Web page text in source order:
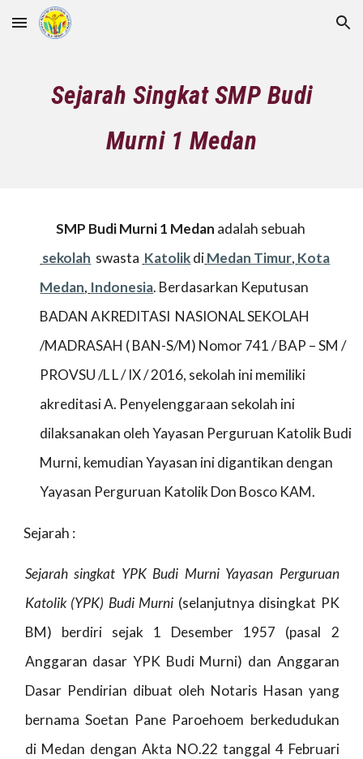
Skip to main content Skip to navigation
Sejarah Singkat SMP Budi
Murni 1 Medan
SMP Budi Murni 1 Medan adalah sebuah
sekolah swasta KatolikdiMedan Timur, Kota
Medan, Indonesia. Berdasarkan Keputusan
BADAN AKREDITASI NASIONAL SEKOLAH
/MADRASAH ( BAN-S/M) Nomor 741 / BAP – SM /
PROVSU /L L / IX / 2016, sekolah ini memiliki
akreditasi A. Penyelenggaraan sekolah ini
dilaksanakan oleh Yayasan Perguruan Katolik Budi
Murni, kemudian Yayasan ini digantikan dengan
Yayasan Perguruan Katolik Don Bosco KAM.
Sejarah :
Sejarah singkat YPK Budi Murni Yayasan Perguruan
Katolik (YPK) Budi Murni (selanjutnya disingkat PK
BM) berdiri sejak 1 Desember 1957 (pasal 2
Anggaran dasar YPK Budi Murni) dan Anggaran
Dasar Pendirian dibuat oleh Notaris Hasan yang
bernama Soetan Pane Paroehoem berkedudukan
di Medan dengan Akta NO.22 tanggal 4 Februari